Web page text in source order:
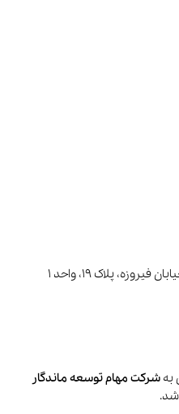
پلاک 19، واحد 1
به شرکت مهام توسعه ماندگار